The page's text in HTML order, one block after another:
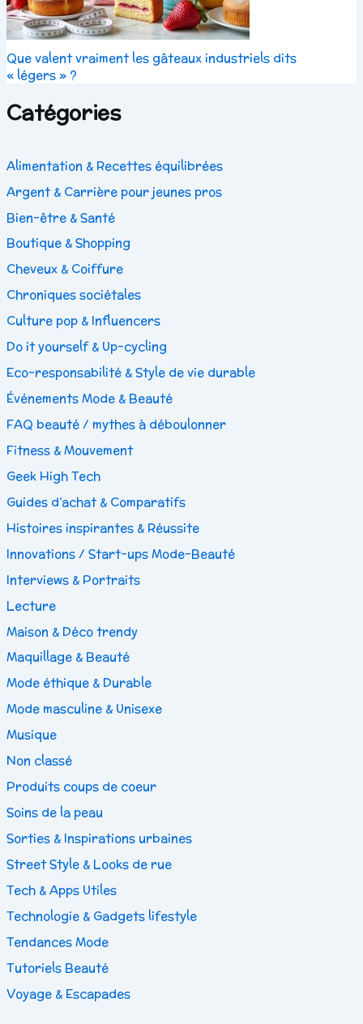
Que valent vraiment les gâteaux industriels dits
« légers » ?
Catégories
Alimentation & Recettes équilibrées
Argent & Carrière pour jeunes pros
Bien-être & Santé
Boutique & Shopping
Cheveux & Coiffure
Chroniques sociétales
Culture pop & Influencers
Do it yourself & Up-cycling
Eco-responsabilité & Style de vie durable
Événements Mode & Beauté
FAQ beauté / mythes à déboulonner
Fitness & Mouvement
Geek High Tech
Guides d’achat & Comparatifs
Histoires inspirantes & Réussite
Innovations / Start-ups Mode-Beauté
Interviews & Portraits
Lecture
Maison & Déco trendy
Maquillage & Beauté
Mode éthique & Durable
Mode masculine & Unisexe
Musique
Non classé
Produits coups de coeur
Soins de la peau
Sorties & Inspirations urbaines
Street Style & Looks de rue
Tech & Apps Utiles
Technologie & Gadgets lifestyle
Tendances Mode
Tutoriels Beauté
Voyage & Escapades